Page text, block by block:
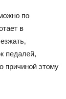
по
в
педалей,
причиной этому